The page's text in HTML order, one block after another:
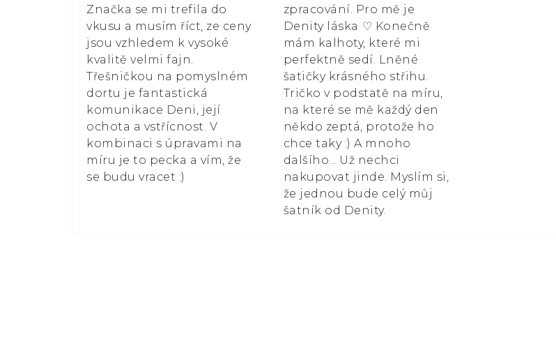
Značka se mi trefila do
vkusu a musím říct, ze ceny
jsou vzhledem k vysoké
kvalitě velmi fajn.
Třešničkou na pomyslném
dortu je fantastická
komunikace Deni, její
ochota a vstřícnost. V
kombinaci s úpravami na
míru je to pecka a vím, že
se budu vracet :)
zpracování. Pro mě je
Denity láska ⁠♡ Konečně
mám kalhoty, které mi
perfektně sedí. Lněné
šatičky krásného střihu.
Tričko v podstatě na míru,
na které se mě každý den
někdo zeptá, protože ho
chce taky :) A mnoho
dalšího... Už nechci
nakupovat jinde. Myslím si,
že jednou bude celý můj
šatník od Denity.